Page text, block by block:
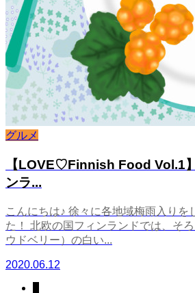
グルメ
【LOVE♡Finnish Food Vol.1
ンラ...
こんにちは♪ 徐々に各地域梅雨入りを
た！ 北欧の国フィンランドでは、そ
ウドベリー）の白い...
2020.06.12